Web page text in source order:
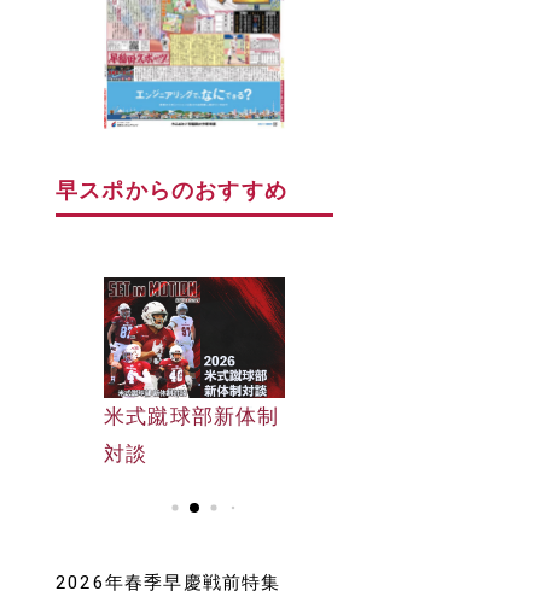
早スポからのおすすめ
早大野球部選手名
鑑
米式蹴球部新体制
対談
早大野球部選手名
鑑
2026年春季早慶戦前特集